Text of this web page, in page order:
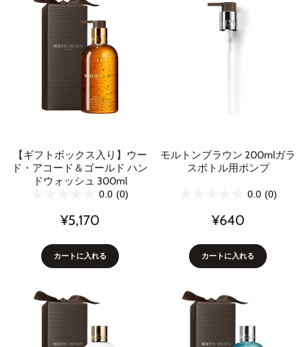
【ギフトボックス入り】ウー
ド・アコード＆ゴールド ハン
ドウォッシュ 300ml
0.0 (0)
¥5,170
カートに入れる
モルトンブラウン 200mlガラ
スボトル用ポンプ
0.0 (0)
¥640
カートに入れる